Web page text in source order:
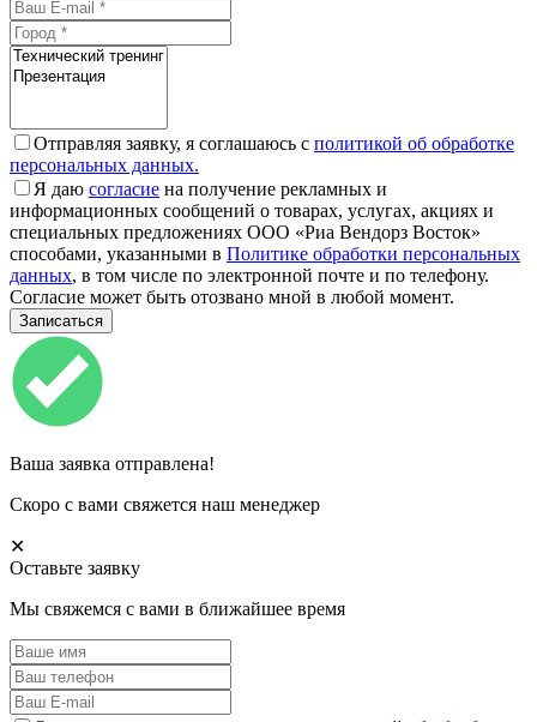
Отправляя заявку, я соглашаюсь с политикой об обработке
персональных данных.
Я даю согласие на получение рекламных и
информационных сообщений о товарах, услугах, акциях и
специальных предложениях ООО «Риа Вендорз Восток»
способами, указанными в Политике обработки персональных
данных, в том числе по электронной почте и по телефону.
Согласие может быть отозвано мной в любой момент.
Ваша заявка отправлена!
Скоро с вами свяжется наш менеджер
✕
Оставьте заявку
Мы свяжемся с вами в ближайшее время